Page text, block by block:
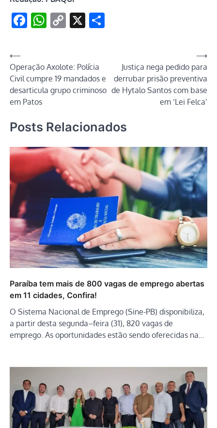
Facebook
WhatsApp
Copy
X
Navegação
de
Post
⟵
Operação Axolote: Polícia
Civil cumpre 19 mandados e
desarticula grupo criminoso
em Patos
Justiça nega pedido para
derrubar prisão preventiva
de Hytalo Santos com base
em ‘Lei Felca’
⟶
Posts Relacionados
Paraíba tem mais de 800 vagas de emprego abertas
em 11 cidades, Confira!
O Sistema Nacional de Emprego (Sine-PB) disponibiliza,
a partir desta segunda–feira (31), 820 vagas de
emprego. As oportunidades estão sendo oferecidas na…